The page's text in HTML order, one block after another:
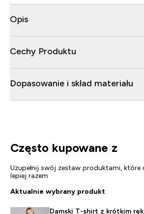
Opis
Cechy Produktu
Dopasowanie i skład materiału
Często kupowane z
Uzupełnij swój zestaw produktami, które
lepiej razem
Aktualnie wybrany produkt
Damski T-shirt z krótkim